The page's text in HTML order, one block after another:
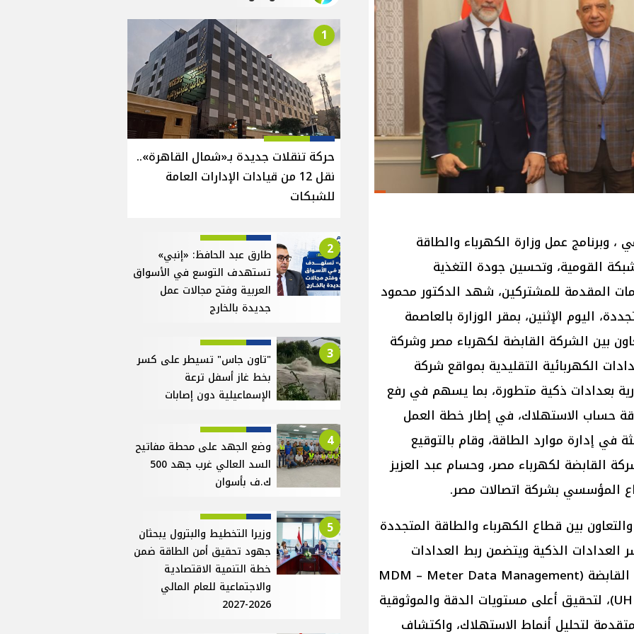
وبرنامج عمل وزارة الكهرباء والطاقة
القومية، وتحسين جودة التغذية
المقدمة للمشتركين، شهد الدكتور محمود
اليوم الإثنين، بمقر الوزارة بالعاصمة
بين الشركة القابضة لكهرباء مصر وشركة
الكهربائية التقليدية بمواقع شركة
بعدادات ذكية متطورة، بما يسهم في رفع
حساب الاستهلاك، في إطار خطة العمل
في إدارة موارد الطاقة، وقام بالتوقيع
القابضة لكهرباء مصر، وحسام عبد العزيز
المؤسسي بشركة اتصالات مصر.
بين قطاع الكهرباء والطاقة المتجددة
العدادات الذكية ويتضمن ربط العدادات
الجديدة بالأنظمة المركزية للشركة القابضة (MDM – Meter Data Management
وUHES – Unified Head-End System)، لتحقيق أعلى مستويات الدقة والموثوقية
لتحليل أنماط الاستهلاك، واكتشاف
1
حركة تنقلات جديدة بـ«شمال القاهرة»..
نقل 12 من قيادات الإدارات العامة
للشبكات
2
طارق عبد الحافظ: «إنبي»
تستهدف التوسع في الأسواق
العربية وفتح مجالات عمل
جديدة بالخارج
3
"تاون جاس" تسيطر على كسر
بخط غاز أسفل ترعة
الإسماعيلية دون إصابات
4
وضع الجهد على محطة مفاتيح
السد العالي غرب جهد 500
ك.ف بأسوان
5
وزيرا التخطيط والبترول يبحثان
جهود تحقيق أمن الطاقة ضمن
خطة التنمية الاقتصادية
والاجتماعية للعام المالي
2026-2027